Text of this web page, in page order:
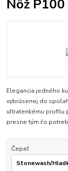
Nôž P100
Elegancia jedného
vybrúsenej do
ultratenkému profilu
presne tým čo
Čepeľ